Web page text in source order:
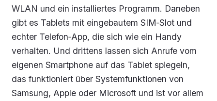
WLAN und ein installiertes Programm. Daneben
gibt es Tablets mit eingebautem SIM‑Slot und
echter Telefon‑App, die sich wie ein Handy
verhalten. Und drittens lassen sich Anrufe vom
eigenen Smartphone auf das Tablet spiegeln,
das funktioniert über Systemfunktionen von
Samsung, Apple oder Microsoft und ist vor allem